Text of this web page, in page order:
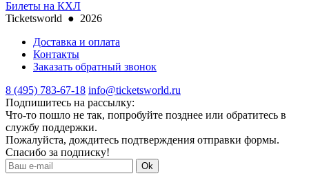
Билеты на КХЛ
Ticketsworld ● 2026
Доставка и оплата
Контакты
Заказать обратный звонок
8 (495) 783-67-18 info@ticketsworld.ru
Подпишитесь на рассылку:
Что-то пошло не так, попробуйте позднее или обратитесь в
службу поддержки.
Пожалуйста, дождитесь подтверждения отправки формы.
Спасибо за подписку!
Ok